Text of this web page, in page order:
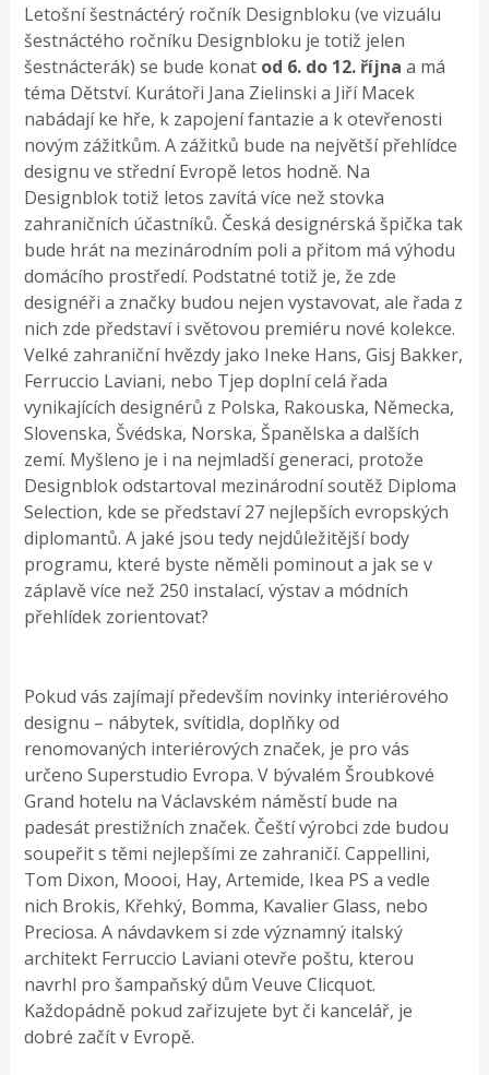
Letošní šestnáctérý ročník Designbloku (ve vizuálu
šestnáctého ročníku Designbloku je totiž jelen
šestnácterák) se bude konat od 6. do 12. října a má
téma Dětství. Kurátoři Jana Zielinski a Jiří Macek
nabádají ke hře, k zapojení fantazie a k otevřenosti
novým zážitkům. A zážitků bude na největší přehlídce
designu ve střední Evropě letos hodně. Na
Designblok totiž letos zavítá více než stovka
zahraničních účastníků. Česká designérská špička tak
bude hrát na mezinárodním poli a přitom má výhodu
domácího prostředí. Podstatné totiž je, že zde
designéři a značky budou nejen vystavovat, ale řada z
nich zde představí i světovou premiéru nové kolekce.
Velké zahraniční hvězdy jako Ineke Hans, Gisj Bakker,
Ferruccio Laviani, nebo Tjep doplní celá řada
vynikajících designérů z Polska, Rakouska, Německa,
Slovenska, Švédska, Norska, Španělska a dalších
zemí. Myšleno je i na nejmladší generaci, protože
Designblok odstartoval mezinárodní soutěž Diploma
Selection, kde se představí 27 nejlepších evropských
diplomantů. A jaké jsou tedy nejdůležitější body
programu, které byste něměli pominout a jak se v
záplavě více než 250 instalací, výstav a módních
přehlídek zorientovat?
Pokud vás zajímají především novinky interiérového
designu – nábytek, svítidla, doplňky od
renomovaných interiérových značek, je pro vás
určeno Superstudio Evropa. V bývalém Šroubkové
Grand hotelu na Václavském náměstí bude na
padesát prestižních značek. Čeští výrobci zde budou
soupeřit s těmi nejlepšími ze zahraničí. Cappellini,
Tom Dixon, Moooi, Hay, Artemide, Ikea PS a vedle
nich Brokis, Křehký, Bomma, Kavalier Glass, nebo
Preciosa. A návdavkem si zde významný italský
architekt Ferruccio Laviani otevře poštu, kterou
navrhl pro šampaňský dům Veuve Clicquot.
Každopádně pokud zařizujete byt či kancelář, je
dobré začít v Evropě.